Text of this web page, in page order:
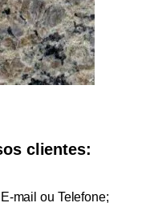
clientes:
mail ou Telefone;